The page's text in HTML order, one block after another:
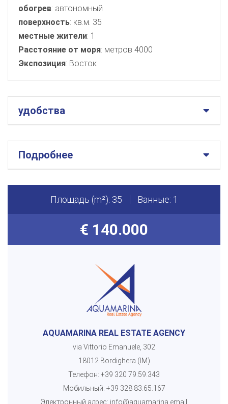
обогрев: автономный
поверхность: кв.м. 35
местные жители: 1
Расстояние от моря: метров 4000
Экспозиция: Восток
удобства
Подробнее
Площадь (m²): 35 Ванные: 1
€ 140.000
AQUAMARINA REAL ESTATE AGENCY
via Vittorio Emanuele, 302
18012 Bordighera (IM)
Телефон: +39 320 79.59.343
Мобильный: +39 328 83.65.167
Электронный адрес: info@aquamarina.email